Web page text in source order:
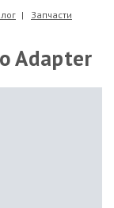
Запчасти
Adapter